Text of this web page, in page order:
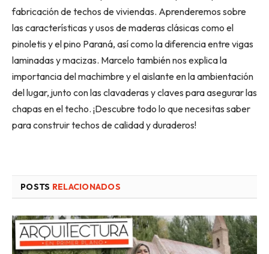
fabricación de techos de viviendas. Aprenderemos sobre
las características y usos de maderas clásicas como el
pinoletis y el pino Paraná, así como la diferencia entre vigas
laminadas y macizas. Marcelo también nos explica la
importancia del machimbre y el aislante en la ambientación
del lugar, junto con las clavaderas y claves para asegurar las
chapas en el techo. ¡Descubre todo lo que necesitas saber
para construir techos de calidad y duraderos!
POSTS RELACIONADOS